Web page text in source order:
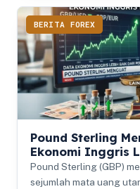
BERITA FOREX
Pound Sterling
Ekonomi Inggris
Pound Sterling (GBP)
sejumlah mata uang